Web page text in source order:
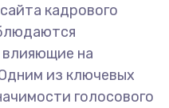
кадрового
влияющие на
из ключевых
голосового